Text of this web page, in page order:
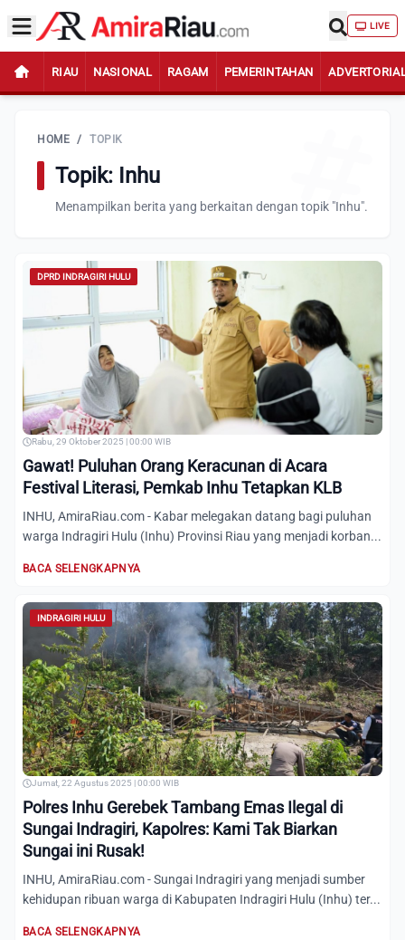
LIVE
RIAU NASIONAL RAGAM PEMERINTAHAN
HOME / TOPIK
Topik: Inhu
Menampilkan berita yang berkaitan dengan topik "Inhu".
DPRD INDRAGIRI HULU
Rabu, 29 Oktober 2025 | 00:00 WIB
Gawat! Puluhan Orang Keracunan di Acara
Festival Literasi, Pemkab Inhu Tetapkan KLB
INHU, AmiraRiau.com - Kabar melegakan datang bagi puluhan
warga Indragiri Hulu (Inhu) Provinsi Riau yang menjadi korban...
BACA SELENGKAPNYA
INDRAGIRI HULU
Jumat, 22 Agustus 2025 | 00:00 WIB
Polres Inhu Gerebek Tambang Emas Ilegal di
Sungai Indragiri, Kapolres: Kami Tak Biarkan
Sungai ini Rusak!
INHU, AmiraRiau.com - Sungai Indragiri yang menjadi sumber
kehidupan ribuan warga di Kabupaten Indragiri Hulu (Inhu) ter...
BACA SELENGKAPNYA